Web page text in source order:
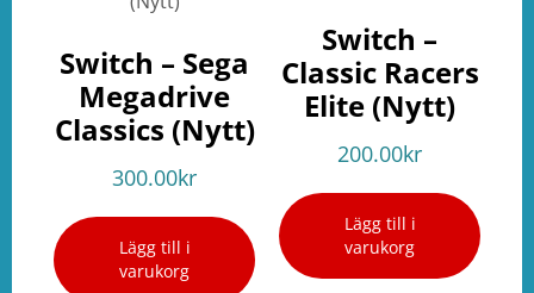
Switch – Sega
Megadrive
Classics (Nytt)
300.00kr
Lägg till i
varukorg
Switch –
Classic Racers
Elite (Nytt)
200.00kr
Lägg till i
varukorg